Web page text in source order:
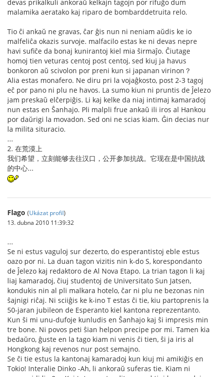
devas prikalkuli ankoraŭ kelkajn tagojn por rifuĝo dum
malamika aeratako kaj riparo de bombarddetruita relo.
Tio ĉi ankaŭ ne gravas, ĉar ĝis nun ni neniam aŭdis ke io
malfeliĉa okazis survoje. malfacilo estas ke ni devas nepre
havi sufiĉe da bonaj kunirantoj kiel mia ŝirmaĵo. Ĉiutage
homoj tien veturas centoj post centoj, sed kiuj ja havus
bonkoron aŭ scivolon por preni kun si japanan virinon？
Alia estas monafero. Ne diru pri la vojaĝkosto, post 2-3 tagoj
eĉ por pano ni plu ne havos. La sumo kiun ni pruntis de Ĵelezo
jam preskaŭ elĉerpiĝis. Li kaj kelke da niaj intimaj kamaradoj
nun estas en Ŝanhajo. Pli malpli frue ankaŭ ili iros al Hankou
por daŭrigi la movadon. Sed oni ne scias kiam. Ĝin decias nur
la milita situracio.
...
2. 在荒漠上
我们希望，立刻能够去往汉口，公开参加抗战。它现在是中国抗战
的中心...
Flago (Ukázat profil)
13. dubna 2010 11:39:32
...
Se ni estus vaguloj sur dezerto, do esperantistoj eble estus
oazo por ni. La duan tagon vizitis nin k-do S, korespondanto
de Ĵelezo kaj redaktoro de Al Nova Etapo. La trian tagon li kaj
liaj kamaradoj, ĉiuj studentoj de Universitato Sun Jatsen,
kondukis nin al pli malkara hotelo, ĉar ni plu ne bezonas nin
ŝajnigi riĉaj. Ni sciiĝis ke k-ino T estas ĉi tie, kiu partoprenis la
50-jaran jubileon de Esperanto kiel kantona reprezentanto.
Kun ŝi mi unu-dufoje kunludis en Ŝanhajo kaj ŝi impresis min
tre bone. Ni povos peti ŝian helpon precipe por mi. Tamen kia
bedaŭro, ĝuste en la tago kiam ni venis ĉi tien, ŝi ja iris al
Hongkong kaj revenos nur post semajno.
Se ĉi tie estus la kantonaj kamaradoj kun kiuj mi amikiĝis en
Tokio! Interalie Dinko -Ah, li ankoraŭ suferas tie. Kiam ni